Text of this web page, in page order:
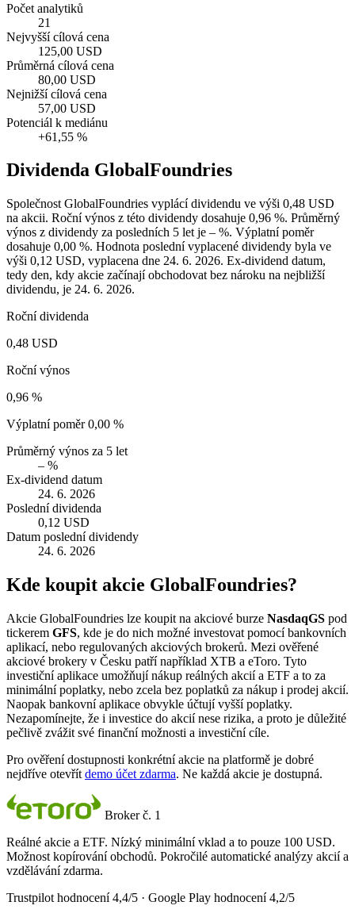
Počet analytiků
21
Nejvyšší cílová cena
125,00 USD
Průměrná cílová cena
80,00 USD
Nejnižší cílová cena
57,00 USD
Potenciál k mediánu
+61,55 %
Dividenda GlobalFoundries
Společnost GlobalFoundries vyplácí dividendu ve výši 0,48 USD
na akcii. Roční výnos z této dividendy dosahuje 0,96 %. Průměrný
výnos z dividendy za posledních 5 let je – %. Výplatní poměr
dosahuje 0,00 %. Hodnota poslední vyplacené dividendy byla ve
výši 0,12 USD, vyplacena dne 24. 6. 2026. Ex-dividend datum,
tedy den, kdy akcie začínají obchodovat bez nároku na nejbližší
dividendu, je 24. 6. 2026.
Roční dividenda
0,48 USD
Roční výnos
0,96 %
Výplatní poměr 0,00 %
Průměrný výnos za 5 let
– %
Ex-dividend datum
24. 6. 2026
Poslední dividenda
0,12 USD
Datum poslední dividendy
24. 6. 2026
Kde koupit akcie GlobalFoundries?
Akcie GlobalFoundries lze koupit na akciové burze NasdaqGS pod
tickerem GFS, kde je do nich možné investovat pomocí bankovních
aplikací, nebo regulovaných akciových brokerů. Mezi ověřené
akciové brokery v Česku patří například XTB a eToro. Tyto
investiční aplikace umožňují nákup reálných akcií a ETF a to za
minimální poplatky, nebo zcela bez poplatků za nákup i prodej akcií.
Naopak bankovní aplikace obvykle účtují vyšší poplatky.
Nezapomínejte, že i investice do akcií nese rizika, a proto je důležité
pečlivě zvážit své finanční možnosti a investiční cíle.
Pro ověření dostupnosti konkrétní akcie na platformě je dobré
nejdříve otevřít demo účet zdarma. Ne každá akcie je dostupná.
Broker č. 1
Reálné akcie a ETF. Nízký minimální vklad a to pouze 100 USD.
Možnost kopírování obchodů. Pokročilé automatické analýzy akcií a
vzdělávání zdarma.
Trustpilot hodnocení 4,4/5 · Google Play hodnocení 4,2/5